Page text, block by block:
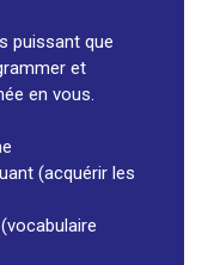
puissant que
et
en vous.
(acquérir les